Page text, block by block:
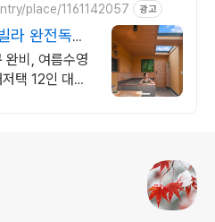
place/1161142057 광고
라 완전독채
완비, 여름수영
택 12인 대가